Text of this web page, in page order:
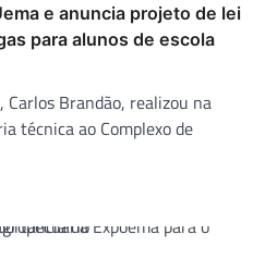
e anuncia projeto de lei
para alunos de escola
Brandão, realizou na
técnica ao Complexo de